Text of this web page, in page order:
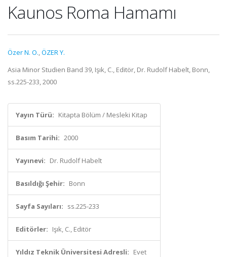
Kaunos Roma Hamamı
Özer N. O.,ÖZER Y.
Asia Minor Studien Band 39, Işık, C., Editör, Dr. Rudolf Habelt, Bonn,
ss.225-233, 2000
Yayın Türü: Kitapta Bölüm / Mesleki Kitap
Basım Tarihi: 2000
Yayınevi: Dr. Rudolf Habelt
Basıldığı Şehir: Bonn
Sayfa Sayıları: ss.225-233
Editörler: Işık, C., Editör
Yıldız Teknik Üniversitesi Adresli: Evet